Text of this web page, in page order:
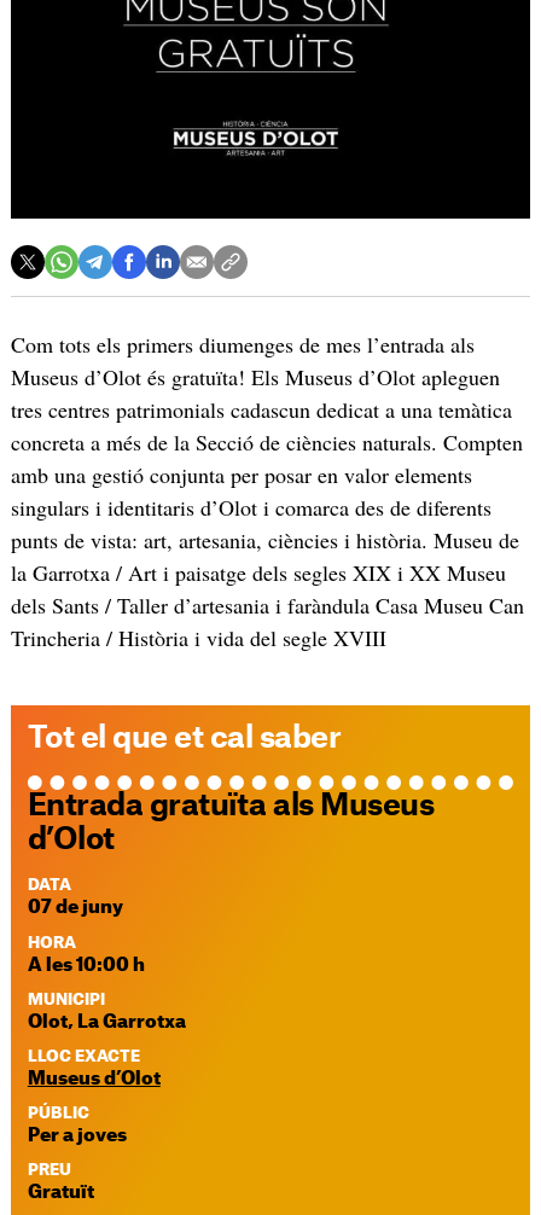
Com tots els primers diumenges de mes l’entrada als
Museus d’Olot és gratuïta! Els Museus d’Olot apleguen
tres centres patrimonials cadascun dedicat a una temàtica
concreta a més de la Secció de ciències naturals. Compten
amb una gestió conjunta per posar en valor elements
singulars i identitaris d’Olot i comarca des de diferents
punts de vista: art, artesania, ciències i història. Museu de
la Garrotxa / Art i paisatge dels segles XIX i XX Museu
dels Sants / Taller d’artesania i faràndula Casa Museu Can
Trincheria / Història i vida del segle XVIII
Tot el que et cal saber
Entrada gratuïta als Museus
d’Olot
DATA
07 de juny
HORA
A les 10:00 h
MUNICIPI
Olot, La Garrotxa
LLOC EXACTE
Museus d’Olot
PÚBLIC
Per a joves
PREU
Gratuït